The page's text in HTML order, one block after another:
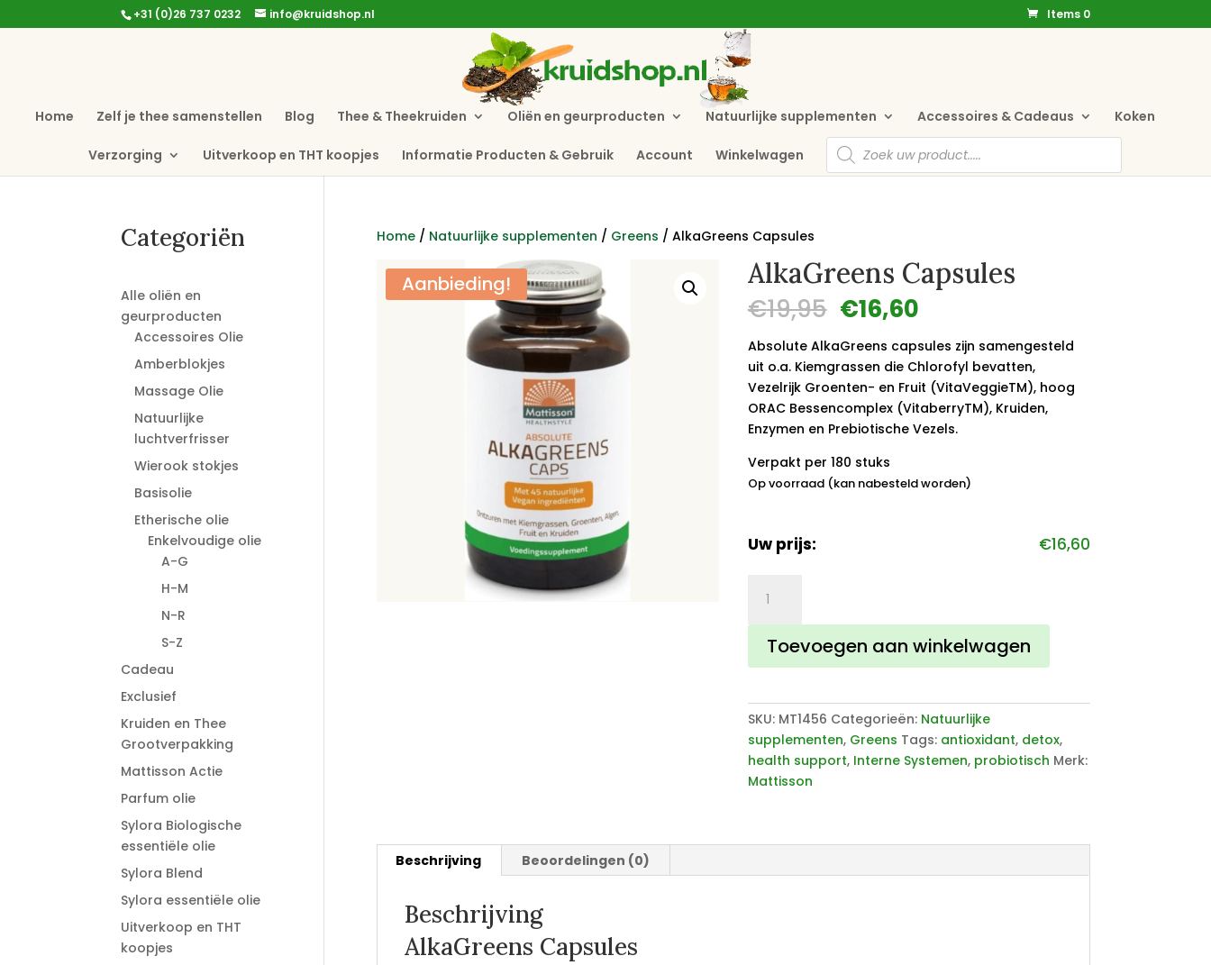
+31 (0)26 737 0232 info@kruidshop.nl Items 0
Home Zelf je thee samenstellen Blog Thee & Theekruiden Oliën en geurproducten Natuurlijke supplementen Accessoires & Cadeaus Koken
Verzorging Uitverkoop en THT koopjes Informatie Producten & Gebruik Account Winkelwagen
Producten
zoeken
Home/ Natuurlijke supplementen / Greens / AlkaGreens Capsules
Aanbieding! AlkaGreens Capsules
€19,95 Oorspronkelijke
prijs
was:
€19,95.
€16,60Huidige
is:
€16,60.
Absolute AlkaGreens capsules zijn samengesteld
uit o.a. Kiemgrassen die Chlorofyl bevatten,
Vezelrijk Groenten- en Fruit (VitaVeggieTM), hoog
ORAC Bessencomplex (VitaberryTM), Kruiden,
Enzymen en Prebiotische Vezels.
Verpakt per 180 stuks
Op voorraad (kan nabesteld worden)
Uw prijs: €16,60
Capsules
aantal
Toevoegen aan winkelwagen
SKU: MT1456 Categorieën: Natuurlijke
supplementen, Greens Tags: antioxidant, detox,
health support, Interne Systemen, probiotisch Merk:
Mattisson
Beschrijving Beoordelingen (0)
Beschrijving
AlkaGreens Capsules
Categoriën
Alle oliën en
geurproducten
Accessoires Olie
Amberblokjes
Massage Olie
Natuurlijke
luchtverfrisser
Wierook stokjes
Basisolie
Etherische olie
Enkelvoudige olie
A-G
H-M
N-R
S-Z
Cadeau
Exclusief
Kruiden en Thee
Grootverpakking
Mattisson Actie
Parfum olie
Sylora Biologische
essentiële olie
Sylora Blend
Sylora essentiële olie
Uitverkoop en THT
koopjes